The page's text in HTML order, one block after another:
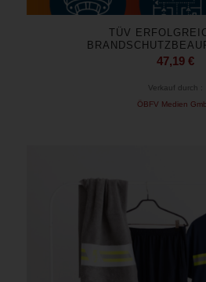
TÜV
47,19 €
Verkauf durch :
ÖBFV Medien